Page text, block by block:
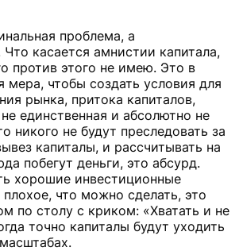
проблема, а
касается амнистии капитала,
против этого не имею. Это в
мера, чтобы создать условия для
рынка, притока капиталов,
единственная и абсолютно не
никого не будут преследовать за
капиталы, и рассчитывать на
побегут деньги, это абсурд.
хорошие инвестиционные
что можно сделать, это
по столу с криком: «Хватать и не
точно капиталы будут уходить